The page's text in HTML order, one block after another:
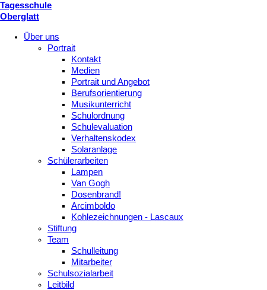
Tagesschule
Oberglatt
Über uns
Portrait
Kontakt
Medien
Portrait und Angebot
Berufsorientierung
Musikunterricht
Schulordnung
Schulevaluation
Verhaltenskodex
Solaranlage
Schülerarbeiten
Lampen
Van Gogh
Dosenbrand!
Arcimboldo
Kohlezeichnungen - Lascaux
Stiftung
Team
Schulleitung
Mitarbeiter
Schulsozialarbeit
Leitbild